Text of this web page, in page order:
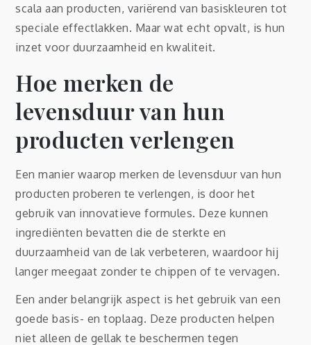
scala aan producten, variërend van basiskleuren tot
speciale effectlakken. Maar wat echt opvalt, is hun
inzet voor duurzaamheid en kwaliteit.
Hoe merken de
levensduur van hun
producten verlengen
Een manier waarop merken de levensduur van hun
producten proberen te verlengen, is door het
gebruik van innovatieve formules. Deze kunnen
ingrediënten bevatten die de sterkte en
duurzaamheid van de lak verbeteren, waardoor hij
langer meegaat zonder te chippen of te vervagen.
Een ander belangrijk aspect is het gebruik van een
goede basis- en toplaag. Deze producten helpen
niet alleen de gellak te beschermen tegen